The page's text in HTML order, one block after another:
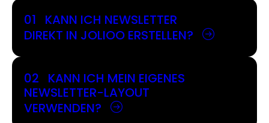
01
KANN ICH NEWSLETTER
DIREKT IN JOLIOO ERSTELLEN?
02
KANN ICH MEIN EIGENES
NEWSLETTER-LAYOUT
VERWENDEN?